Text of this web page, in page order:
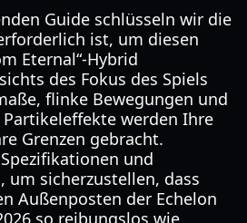
Guide schlüsseln wir die
ist, um diesen
Eternal“-Hybrid
des Fokus des Spiels
flinke Bewegungen und
werden Ihre
Grenzen gebracht.
und
sicherzustellen, dass
Außenposten der Echelon
so reibungslos wie